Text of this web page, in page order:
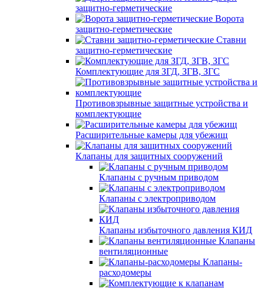
защитно-герметические
Ворота
защитно-герметические
Ставни
защитно-герметические
Комплектующие для ЗГД, ЗГВ, ЗГС
Противовзрывные защитные устройства и
комплектующие
Расширительные камеры для убежищ
Клапаны для защитных сооружений
Клапаны с ручным приводом
Клапаны с электроприводом
Клапаны избыточного давления КИД
Клапаны
вентиляционные
Клапаны-
расходомеры